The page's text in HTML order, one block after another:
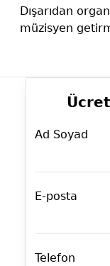
Dışarıdan
müzisyen
Ad Soyad
E-posta
Telefon